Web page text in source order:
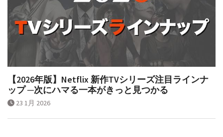
【2026年版】Netflix 新作TVシリーズ注目ラインナ
ップ ─次にハマる一本がきっと見つかる